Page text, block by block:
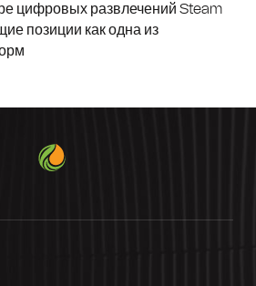
цифровых развлечений Steam
позиции как одна из